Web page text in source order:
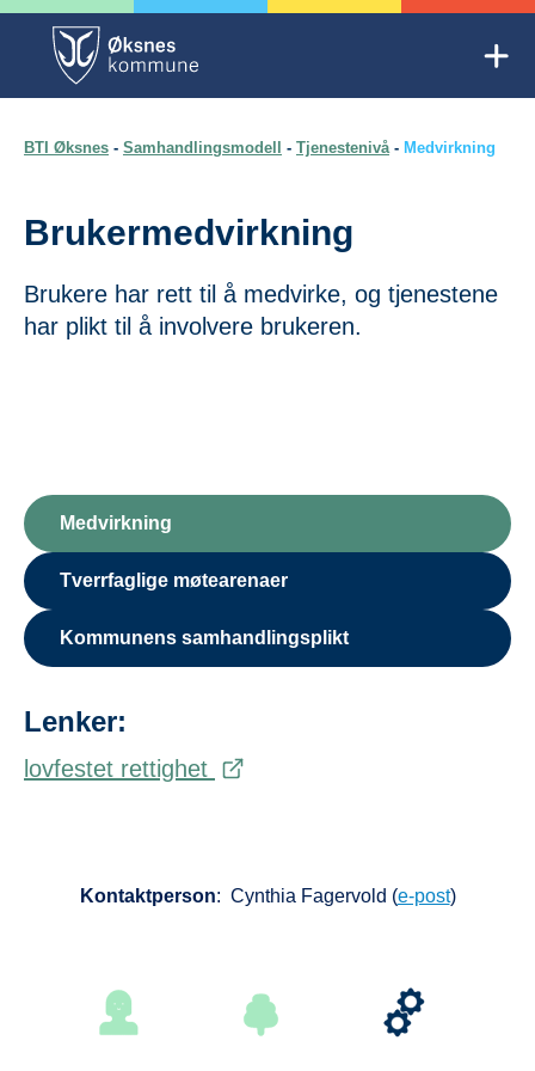
Skip
content
Trygg oppvekst Øksnes
BTI Øksnes - Samhandlingsmodell - Tjenestenivå- Medvirkning
Brukermedvirkning
Brukere har rett til å medvirke, og tjenestene
har plikt til å involvere brukeren.
Medvirkning
Tverrfaglige møtearenaer
Kommunens samhandlingsplikt
Lenker:
lovfestet rettighet
Kontaktperson: Cynthia Fagervold (e-post)